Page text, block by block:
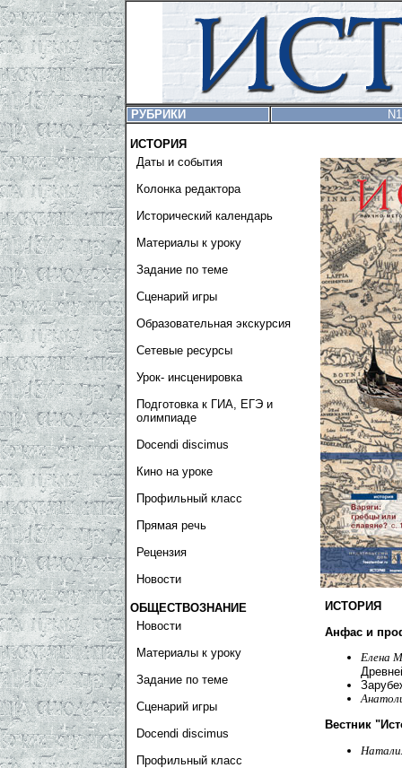
РУБРИКИ
ИСТОРИЯ
Даты и события
Колонка редактора
Исторический календарь
Материалы к уроку
Задание по теме
Сценарий игры
Образовательная экскурсия
Сетевые ресурсы
Урок- инсценировка
Подготовка к ГИА, ЕГЭ и
олимпиаде
Docendi discimus
Кино на уроке
Профильный класс
Прямая речь
Рецензия
Новости
ОБЩЕСТВОЗНАНИЕ
Новости
Материалы к уроку
Задание по теме
Сценарий игры
Docendi discimus
Профильный класс
ИСТОРИЯ
Анфас и
Елена
Вестник